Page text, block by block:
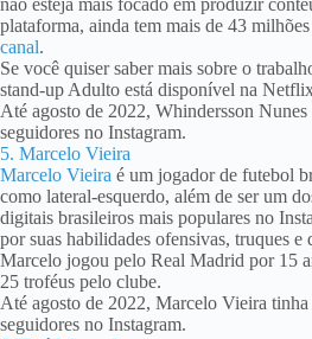
não esteja mais focado em produzir
plataforma, ainda tem mais de 43
canal.
Se você quiser saber mais sobre o
stand-up Adulto está disponível na
Até agosto de 2022, Whindersson
seguidores no Instagram.
5. Marcelo Vieira
Marcelo Vieira é um jogador de futebol
como lateral-esquerdo, além de ser um
digitais brasileiros mais populares no
por suas habilidades ofensivas, truques e
Marcelo jogou pelo Real Madrid por 15
25 troféus pelo clube.
Até agosto de 2022, Marcelo Vieira
seguidores no Instagram.